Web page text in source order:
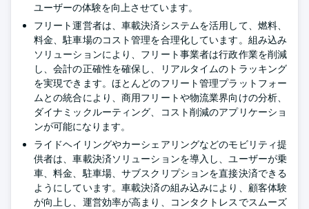
ユーザーの体験を向上させています。
フリート運営者は、車載決済システムを活用して、燃料、
料金、駐車場のコスト管理を合理化しています。組み込み
ソリューションにより、フリート事業者は行政作業を削減
し、会計の正確性を確保し、リアルタイムのトラッキング
を実現できます。ほとんどのフリート管理プラットフォー
ムとの統合により、商用フリートや物流業界向けの分析、
ダイナミックルーティング、コスト削減のアプリケーショ
ンが可能になります。
ライドヘイリングやカーシェアリングなどのモビリティ提
供者は、車載決済ソリューションを導入し、ユーザーが乗
車、料金、駐車場、サブスクリプションを直接決済できる
ようにしています。車載決済の組み込みにより、顧客体験
が向上し、運営効率が高まり、コンタクトレスでスムーズ